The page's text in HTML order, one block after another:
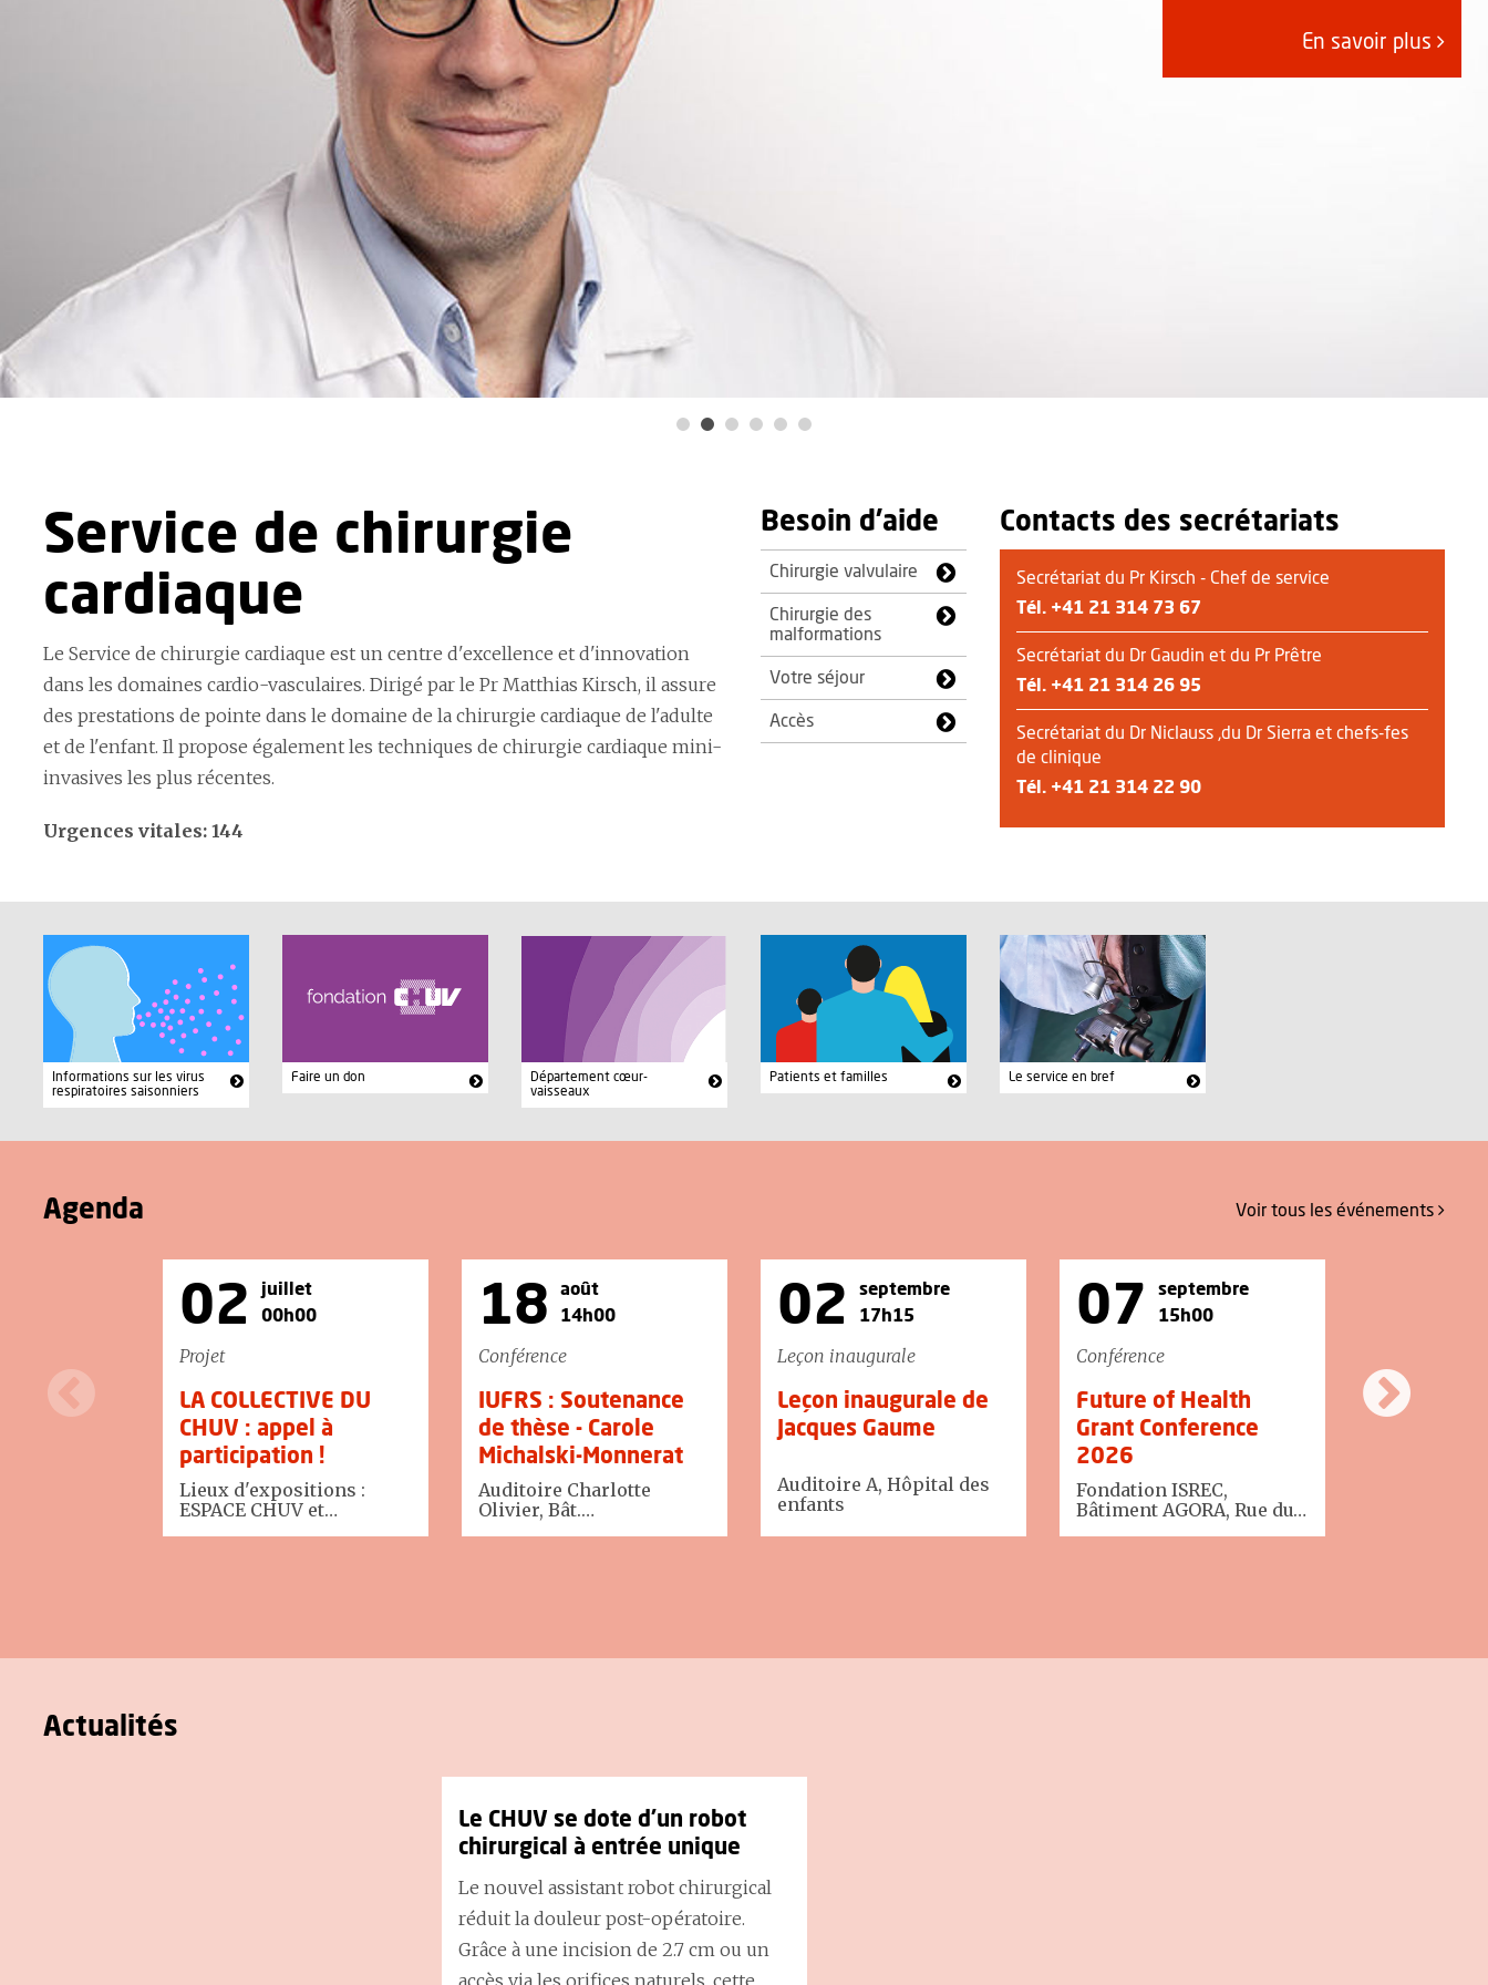
En savoir plus
Service de chirurgie
cardiaque
Le Service de chirurgie cardiaque est un centre d'excellence et d'innovation
dans les domaines cardio-vasculaires. Dirigé par le Pr Matthias Kirsch, il assure
des prestations de pointe dans le domaine de la chirurgie cardiaque de l'adulte
et de l'enfant. Il propose également les techniques de chirurgie cardiaque mini-
invasives les plus récentes.
Urgences vitales: 144
Besoin d'aide
Chirurgie valvulaire
Chirurgie des
malformations
Votre séjour
Accès
Contacts des secrétariats
Secrétariat du Pr Kirsch - Chef de service
Tél. +41 21 314 73 67
Secrétariat du Dr Gaudin et du Pr Prêtre
Tél. +41 21 314 26 95
Secrétariat du Dr Niclauss ,du Dr Sierra et chefs-fes
de clinique
Tél. +41 21 314 22 90
Informations sur les virus
respiratoires saisonniers
Faire un don
Département cœur-
vaisseaux
Patients et familles Le service en bref
Agenda Voir tous les événements
02
juillet
00h00
Projet
LA COLLECTIVE DU
CHUV : appel à
participation !
Lieux d'expositions :
ESPACE CHUV et…
18
août
14h00
Conférence
IUFRS : Soutenance
de thèse - Carole
Michalski-Monnerat
Auditoire Charlotte
Olivier, Bât.…
02
septembre
17h15
Leçon inaugurale
Leçon inaugurale de
Jacques Gaume
Auditoire A, Hôpital des
enfants
07
septembre
15h00
Conférence
Future of Health
Grant Conference
2026
Fondation ISREC,
Bâtiment AGORA, Rue du…
IUFRS :
Actualités
Le CHUV se dote d’un robot
chirurgical à entrée unique
Le nouvel assistant robot chirurgical
réduit la douleur post-opératoire.
Grâce à une incision de 2.7 cm ou un
accès via les orifices naturels, cette…